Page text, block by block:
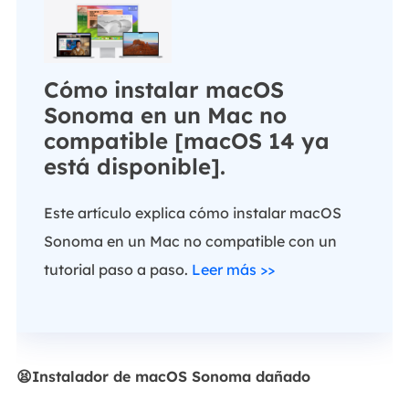
Cómo instalar macOS
Sonoma en un Mac no
compatible [macOS 14 ya
está disponible].
Este artículo explica cómo instalar macOS
Sonoma en un Mac no compatible con un
tutorial paso a paso. Leer más >>
😫Instalador de macOS Sonoma dañado